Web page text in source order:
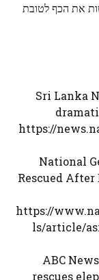
את הכף לטובת
Sri Lanka
https://
National
Rescued After
https://
ls/article/
ABC
rescues